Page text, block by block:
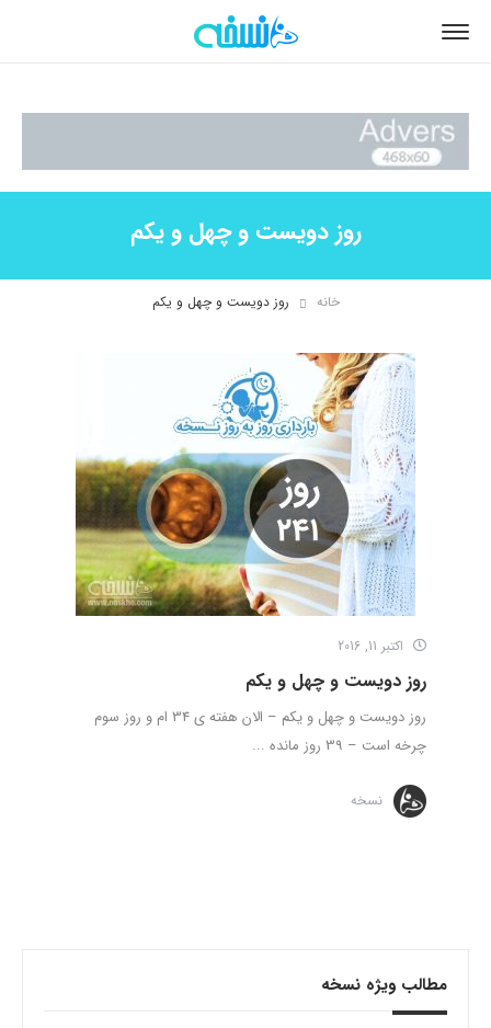
روز دویست و چهل و یکم
خانه روز دویست و چهل و یکم
اکتبر 11, 2016
روز دویست و چهل و یکم
روز دویست و چهل و یکم – الان هفته ی 34 ام و روز سوم
چرخه است – 39 روز مانده ...
نسخه
مطالب ویژه نسخه